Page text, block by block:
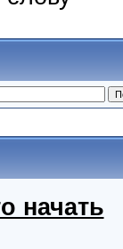
начать